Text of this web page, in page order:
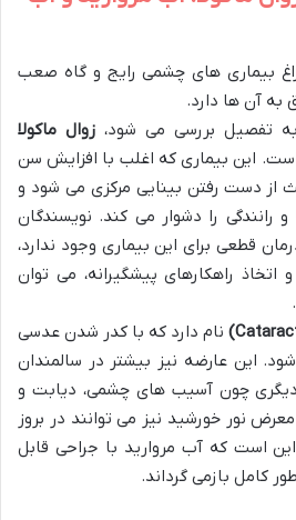
بیماری های چشمی رایج و گاه صعب
به آن ها دارد.
تفصیل بررسی می شود، زوال ماکولا
این بیماری که اغلب با افزایش سن
از دست رفتن بینایی مرکزی می شود و
را دشوار می کند. نویسندگان
قطعی برای این بیماری وجود ندارد،
راهکارهای پیشگیرانه، می توان
نام دارد که با کدر شدن عدسی
این عارضه نیز بیشتر در سالمندان
دیگری چون آسیب های چشمی، دیابت و
نور خورشید نیز می توانند در بروز
است که آب مروارید با جراحی قابل
کامل بازمی گرداند.